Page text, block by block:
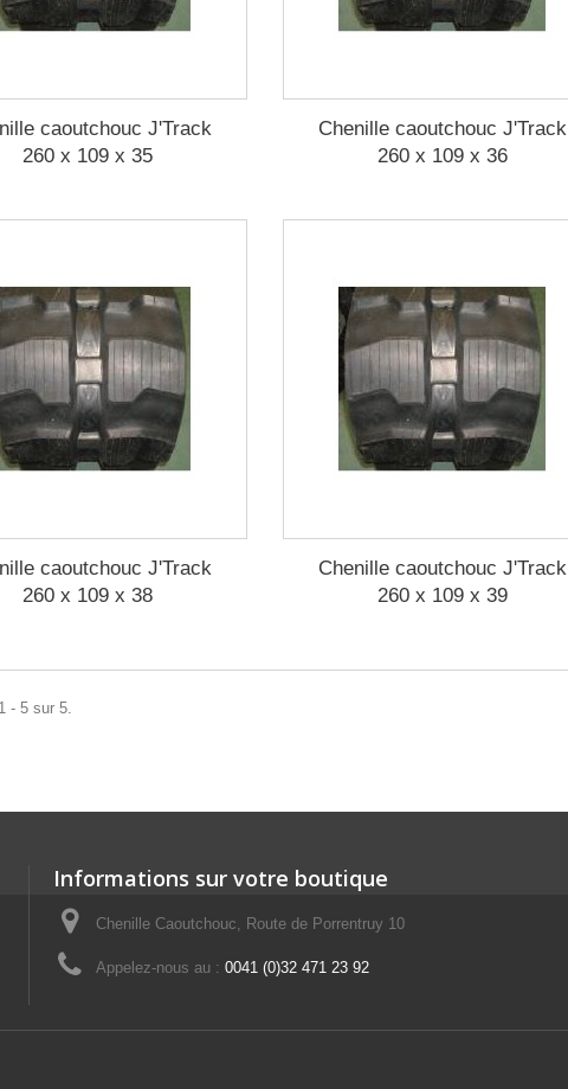
caoutchouc J'Track
260 x 109 x 35
Chenille caoutchouc J'Track
260 x 109 x 36
caoutchouc J'Track
260 x 109 x 38
Chenille caoutchouc J'Track
260 x 109 x 39
- 5 sur 5.
Informations sur votre boutique
Chenille Caoutchouc, Route de Porrentruy 10
Appelez-nous au : 0041 (0)32 471 23 92